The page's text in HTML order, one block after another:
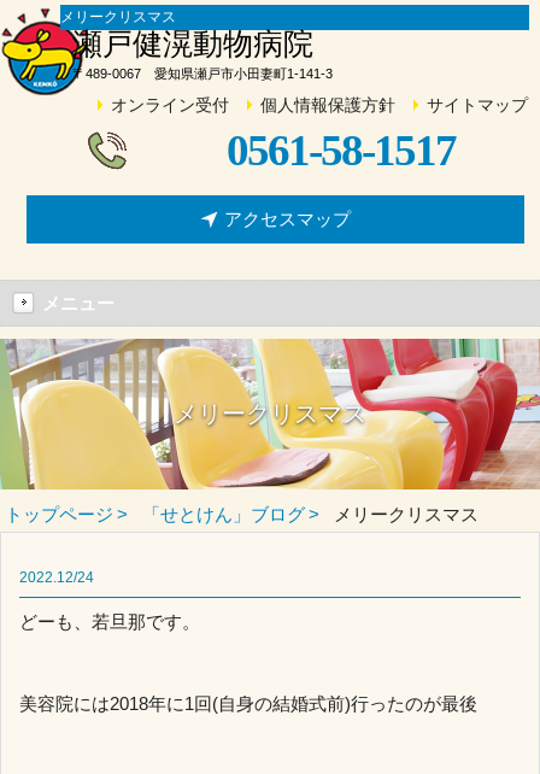
メリークリスマス
瀬戸健滉動物病院
〒489-0067 愛知県瀬戸市小田妻町1-141-3
オンライン受付 個人情報保護方針 サイトマップ
0561-58-1517
アクセスマップ
メニュー
メリークリスマス
トップページ 「せとけん」ブログ メリークリスマス
2022.12/24
どーも、若旦那です。
美容院には2018年に1回(自身の結婚式前)行ったのが最後